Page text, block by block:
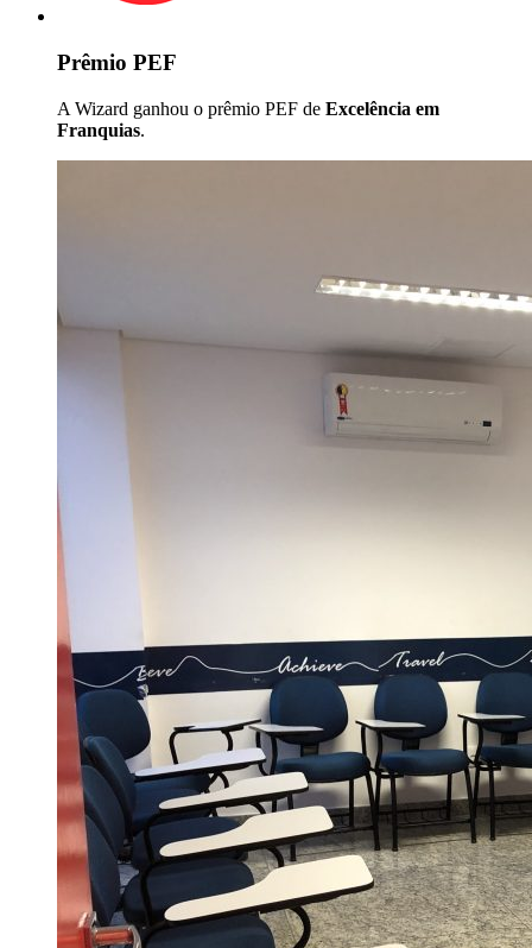
Prêmio PEF
A Wizard ganhou o prêmio PEF de Excelência em
Franquias.